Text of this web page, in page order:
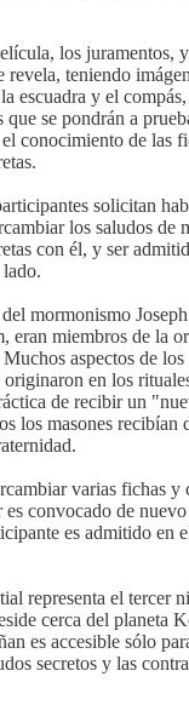
los juramentos,
revela, teniendo
escuadra y el
que se pondrán a
conocimiento de las
solicitan
los saludos de
con él, y ser
mormonismo
eran miembros de la
aspectos de
en los
de recibir un
los masones recibían
varias fichas y
convocado de
es admitido en
representa el tercer
cerca del planeta
es accesible sólo
secretos y las